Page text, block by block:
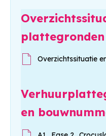
Nieuwsbrief
Nieuwsbrief
Brief omwonenden juli
Overzichtssituatie en lijst
plattegronden
Overzichtssituatie
Verhuurplattegronden met fase
en